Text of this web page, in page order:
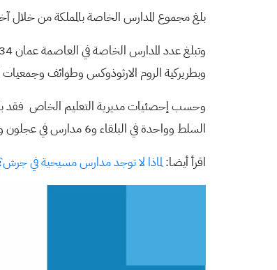
بلغ مجموع المدارس الخاصة بالمملكة من خلال آخر إحصائية لوزارة التربية والتعليم
وبطريركية الروم الارثوذوكس وطوائف
السلط وواحدة في البلقاء و6 مدارس في عجلون و 5 في مأدبا و 3 في الكرك.
اقرأ أيضا:لماذا لا توجد مدارس مسيحية في